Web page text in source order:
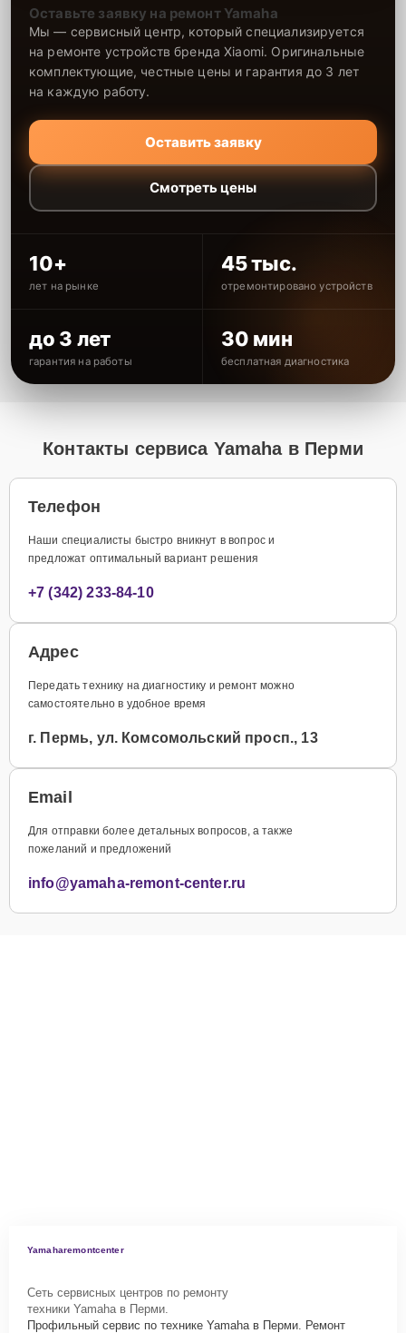
Оставьте заявку на ремонт Yamaha
Мы — сервисный центр, который специализируется
на ремонте устройств бренда Xiaomi. Оригинальные
комплектующие, честные цены и гарантия до 3 лет
на каждую работу.
Оставить заявку
Смотреть цены
10+
лет на рынке
45 тыс.
отремонтировано устройств
до 3 лет
гарантия на работы
30 мин
бесплатная диагностика
Контакты сервиса Yamaha в Перми
Телефон
Наши специалисты быстро вникнут в вопрос и
предложат оптимальный вариант решения
+7 (342) 233-84-10
Адрес
Передать технику на диагностику и ремонт можно
самостоятельно в удобное время
г. Пермь, ул. Комсомольский просп., 13
Email
Для отправки более детальных вопросов, а также
пожеланий и предложений
info@yamaha-remont-center.ru
Yamaharemontcenter
Сеть сервисных центров по ремонту
техники Yamaha в Перми.
Профильный сервис по технике Yamaha в Перми. Ремонт